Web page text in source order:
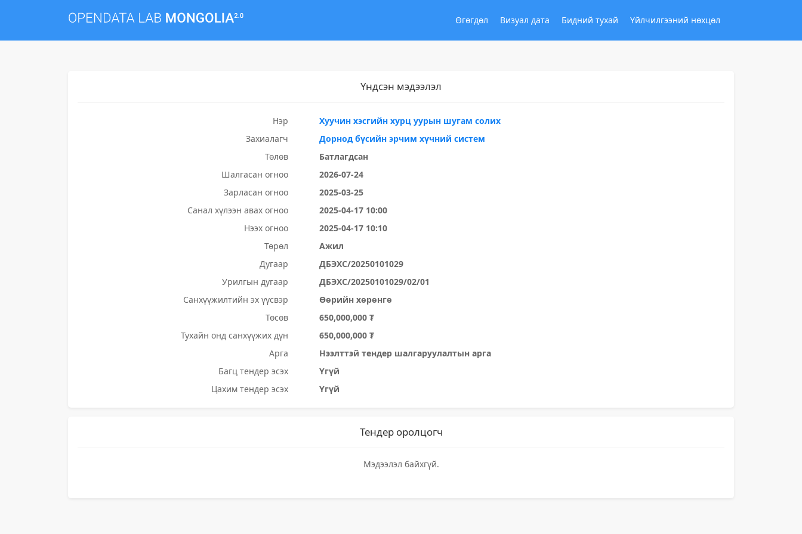
Өгөгдөл Визуал дата Бидний тухай Үйлчилгээний нөхцөл
Үндсэн мэдээлэл
Нэр
Хуучин хэсгийн хурц уурын шугам солих
Захиалагч
Дорнод бүсийн эрчим хүчний систем
Төлөв
Батлагдсан
Шалгасан огноо
2026-07-24
Зарласан огноо
2025-03-25
Санал хүлээн авах огноо
2025-04-17 10:00
Нээх огноо
2025-04-17 10:10
Төрөл
Ажил
Дугаар
ДБЭХС/20250101029
Урилгын дугаар
ДБЭХС/20250101029/02/01
Санхүүжилтийн эх үүсвэр
Өөрийн хөрөнгө
Төсөв
650,000,000 ₮
Тухайн онд санхүүжих дүн
650,000,000 ₮
Арга
Нээлттэй тендер шалгаруулалтын арга
Багц тендер эсэх
Үгүй
Цахим тендер эсэх
Үгүй
Тендер оролцогч
Мэдээлэл байхгүй.